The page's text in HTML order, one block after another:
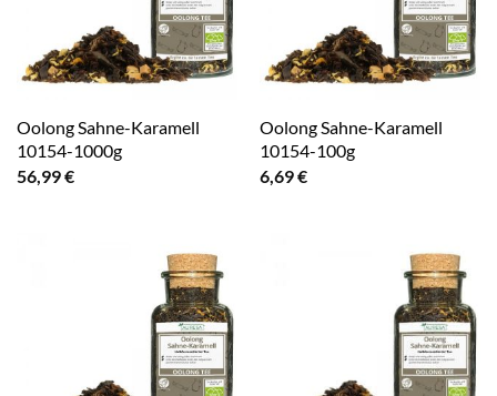
Oolong Sahne-Karamell
10154-1000g
56,99€
Oolong Sahne-Karamell
10154-100g
6,69€